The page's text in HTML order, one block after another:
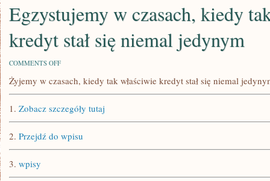
Egzystujemy w czasach, kiedy
kredyt stał się niemal jedynym
COMMENTS OFFON
W
TAK
WŁAŚCIWIE
STAŁ
SIĘ
NIEMAL
Żyjemy w czasach, kiedy tak właściwie kredyt stał się niemal
1. Zobacz szczegóły tutaj
2. Przejdź do wpisu
3. wpisy